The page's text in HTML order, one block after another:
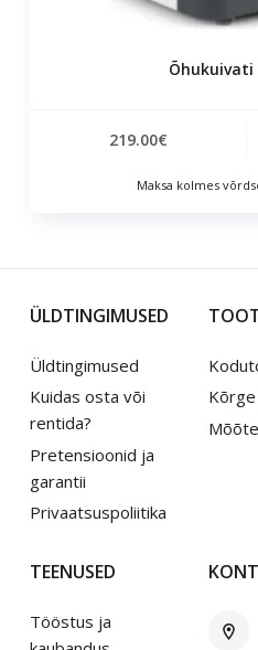
Õhukuivati
219.00€
Maksa kolmes
ÜLDTINGIMUSED
Üldtingimused
Kuidas osta või
rentida?
Pretensioonid ja
garantii
Privaatsuspoliitika
TEENUSED
Tööstus ja